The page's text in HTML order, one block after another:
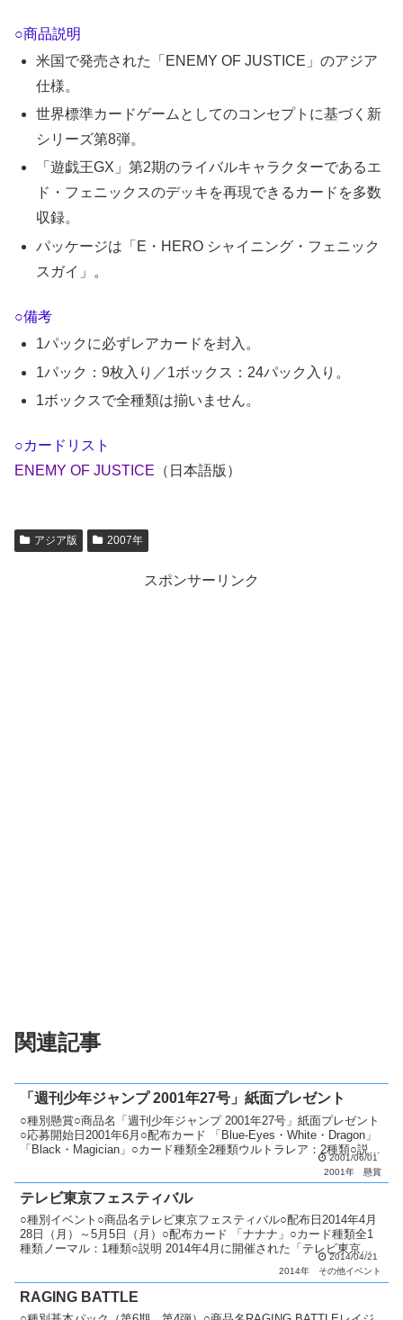
○商品説明
米国で発売された「ENEMY OF JUSTICE」のアジア
仕様。
世界標準カードゲームとしてのコンセプトに基づく新
シリーズ第8弾。
「遊戯王GX」第2期のライバルキャラクターであるエ
ド・フェニックスのデッキを再現できるカードを多数
収録。
パッケージは「E・HERO シャイニング・フェニック
スガイ」。
○備考
1パックに必ずレアカードを封入。
1パック：9枚入り／1ボックス：24パック入り。
1ボックスで全種類は揃いません。
○カードリスト
ENEMY OF JUSTICE （日本語版）
アジア版 2007年
スポンサーリンク
関連記事
「週刊少年ジャンプ 2001年27号」紙面プレゼント
○種別懸賞○商品名「週刊少年ジャンプ 2001年27号」紙面プレゼント
○応募開始日2001年6月○配布カード 「Blue-Eyes・White・Dragon」
「Black・Magician」○カード種類全2種類ウルトラレア：2種類○説明
2001/06/01
2001年
懸賞
テレビ東京フェスティバル
○種別イベント○商品名テレビ東京フェスティバル○配布日2014年4月
28日（月）～5月5日（月）○配布カード 「ナナナ」○カード種類全1
種類ノーマル：1種類○説明 2014年4月に開催された「テレビ東京フ
2014/04/21
2014年
その他イベント
RAGING BATTLE